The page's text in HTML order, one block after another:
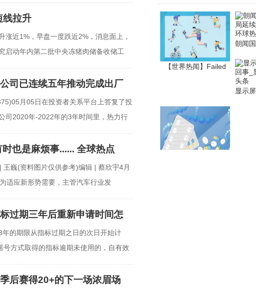
线拉升
涨近1%，早盘一度跌近2%，消息面上，
启动年内第二批中央冻猪肉储备收储工
司已连续五年推动完成出厂
月05日在投资者关系平台上答复了投
司2020年-2022年的3年时间里，热力行
也是麻烦事...... 全球热点
王巍(资料图片仅供参考)编辑 | 蔡欣宇4月
适应新形势需要，主管汽车行业发
过期三年后重新申请时间怎
的期限从指标过期之日的次日开始计
方式取得的指标逾期未使用的，自有效
后赛得20+的下一场浓眉场
【世界热闻】Failed
朝闻
显示